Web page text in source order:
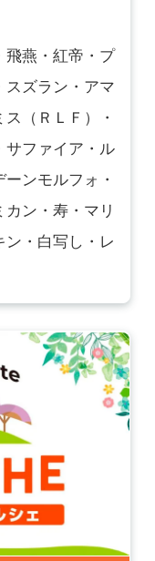
飛燕・紅帝・プ
スズラン・アマ
（ＲＬＦ）・
サファイア・ル
ンモルフォ・
ン・寿・マリ
ン・白写し・レ